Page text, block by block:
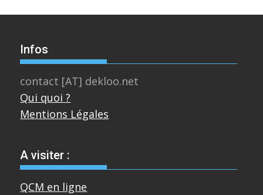
Infos
contact [AT] dekloo.net
Qui quoi ?
Mentions Légales
A visiter :
QCM en ligne